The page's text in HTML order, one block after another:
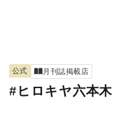
公式 月刊誌掲載店
#ヒロキヤ六本木